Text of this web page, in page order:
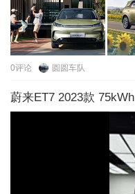
0评论 圆圆车队
蔚来ET7 2023款 75kWh